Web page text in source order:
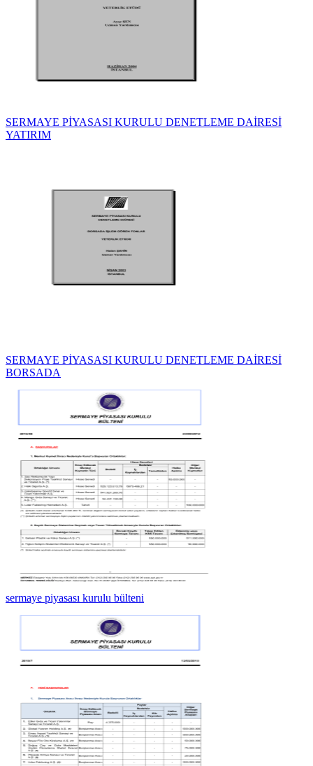
SERMAYE PİYASASI KURULU DENETLEME DAİRESİ
YATIRIM
SERMAYE PİYASASI KURULU DENETLEME DAİRESİ
BORSADA
sermaye piyasası kurulu bülteni